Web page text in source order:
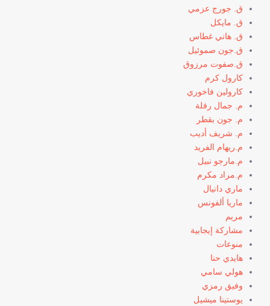
ق. جورج عزمي
ق. مايكل
ق. هاني غطاس
ق.جون صموئيل
ق.صفوت مرزوق
كارول كرم
كارولين فاخوري
م. جمال رفلة
م. جون بقطر
م. شريف أديب
م.ريهام الفريد
م.مارجو نبيل
م.مراد مكرم
ماري دانيال
ماريا ألفونس
مريم
مشاركة إيجابية
منوعات
هايدي حنا
هولي سامي
وفيق رمزي
يوستينا ميشيل